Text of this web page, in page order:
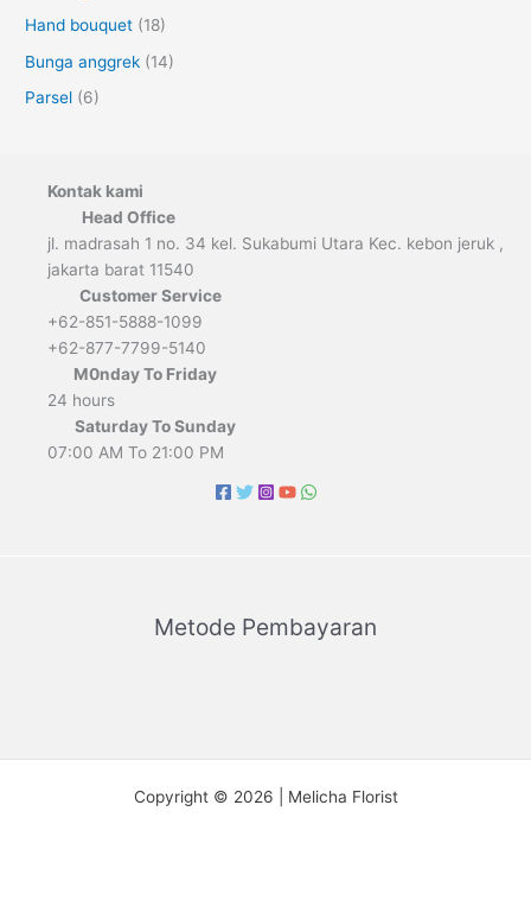
Hand bouquet (18)
Bunga anggrek (14)
Parsel (6)
Kontak kami
Head Office
jl. madrasah 1 no. 34 kel. Sukabumi Utara Kec. kebon jeruk ,
jakarta barat 11540
Customer Service
+62-851-5888-1099
+62-877-7799-5140
M0nday To Friday
24 hours
Saturday To Sunday
07:00 AM To 21:00 PM
Metode Pembayaran
Copyright © 2026 | Melicha Florist